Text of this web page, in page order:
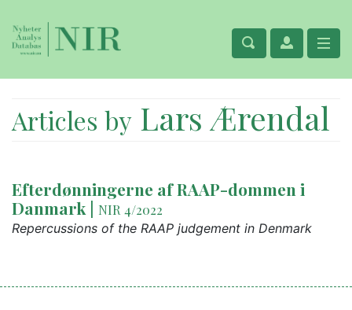
Articles by Lars Ærendal
Efterdønningerne af RAAP-dommen i
Danmark | NIR 4/2022
Repercussions of the RAAP judgement in Denmark